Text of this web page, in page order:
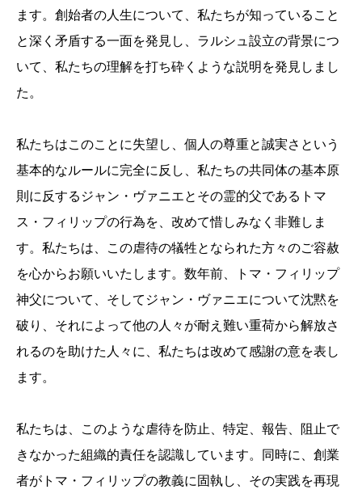
ます。創始者の人生について、私たちが知っていること
と深く矛盾する一面を発見し、ラルシュ設立の背景につ
いて、私たちの理解を打ち砕くような説明を発見しまし
た。
私たちはこのことに失望し、個人の尊重と誠実さという
基本的なルールに完全に反し、私たちの共同体の基本原
則に反するジャン・ヴァニエとその霊的父であるトマ
ス・フィリップの行為を、改めて惜しみなく非難しま
す。私たちは、この虐待の犠牲となられた方々のご容赦
を心からお願いいたします。数年前、トマ・フィリップ
神父について、そしてジャン・ヴァニエについて沈黙を
破り、それによって他の人々が耐え難い重荷から解放さ
れるのを助けた人々に、私たちは改めて感謝の意を表し
ます。
私たちは、このような虐待を防止、特定、報告、阻止で
きなかった組織的責任を認識しています。同時に、創業
者がトマ・フィリップの教義に固執し、その実践を再現